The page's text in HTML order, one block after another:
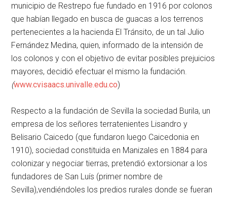
municipio de Restrepo fue fundado en 1916 por colonos
que habían llegado en busca de guacas a los terrenos
pertenecientes a la hacienda El Tránsito, de un tal Julio
Fernández Medina, quien, informado de la intensión de
los colonos y con el objetivo de evitar posibles prejuicios
mayores, decidió efectuar el mismo la fundación.
(www.cvisaacs.univalle.edu.co)
Respecto a la fundación de Sevilla la sociedad Burila, un
empresa de los señores terratenientes Lisandro y
Belisario Caicedo (que fundaron luego Caicedonia en
1910), sociedad constituida en Manizales en 1884 para
colonizar y negociar tierras, pretendió extorsionar a los
fundadores de San Luís (primer nombre de
Sevilla),vendiéndoles los predios rurales donde se fueran